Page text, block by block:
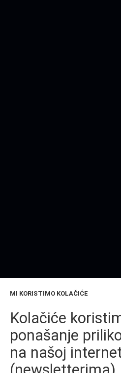
MI KORISTIMO KOLAČIĆE
Kolačiće
ponašanje
na našoj